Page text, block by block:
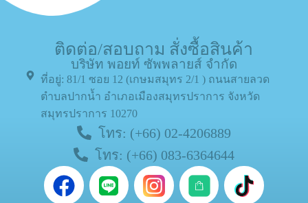
ติดต่อ/สอบถาม สั่งซื้อสินค้า
บริษัท พอยท์ ซัพพลายส์ จำกัด
ที่อยู่: 81/1 ซอย 12 (เกษมสมุทร 2/1 ) ถนนสายลวด
ตำบลปากน้ำ อำเภอเมืองสมุทรปราการ จังหวัด
สมุทรปราการ 10270
โทร: (+66) 02-4206889
โทร: (+66) 083-6364644